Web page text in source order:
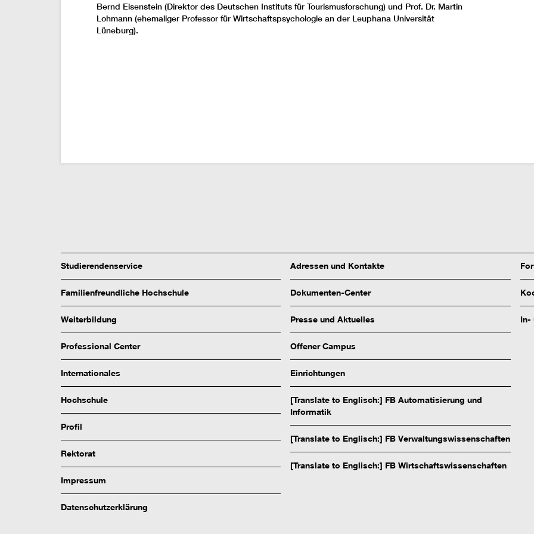
Bernd Eisenstein (Direktor des Deutschen Instituts für Tourismusforschung) und Prof. Dr. Martin
Lohmann (ehemaliger Professor für Wirtschaftspsychologie an der Leuphana Universität
Lüneburg).
Studierendenservice
Familienfreundliche Hochschule
Weiterbildung
Professional Center
Internationales
Hochschule
Profil
Rektorat
Impressum
Datenschutzerklärung
Adressen und Kontakte
Dokumenten-Center
Presse und Aktuelles
Offener Campus
Einrichtungen
[Translate to Englisch:] FB Automatisierung und
Informatik
[Translate to Englisch:] FB Verwaltungswissenschaften
[Translate to Englisch:] FB Wirtschaftswissenschaften
In-